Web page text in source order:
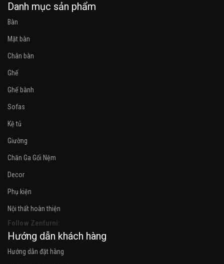
Danh mục sản phẩm
Bàn
Mặt bàn
Chân bàn
Ghế
Ghế bành
Sofas
Kệ tủ
Giường
Chăn Ga Gối Nệm
Decor
Phụ kiện
Nội thất hoàn thiện
Follow Zenfurni:
Hướng dẫn khách hàng
Hướng dẫn đặt hàng